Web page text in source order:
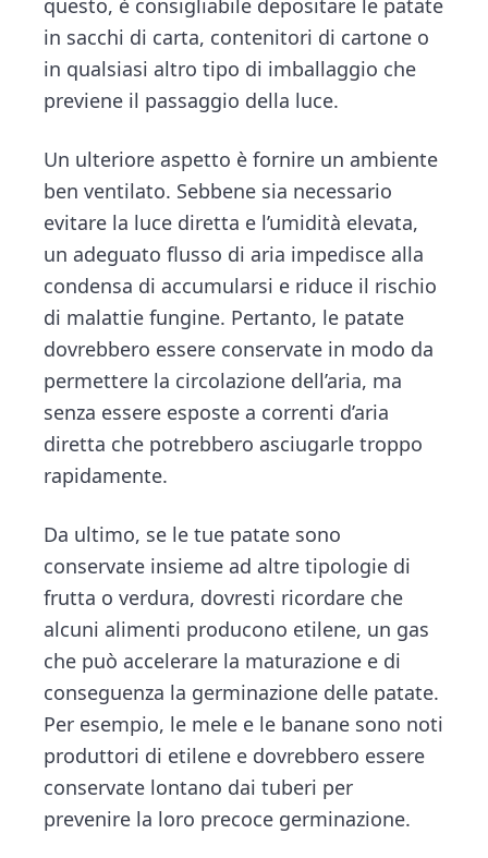
questo, è consigliabile depositare le patate
in sacchi di carta, contenitori di cartone o
in qualsiasi altro tipo di imballaggio che
previene il passaggio della luce.
Un ulteriore aspetto è fornire un ambiente
ben ventilato. Sebbene sia necessario
evitare la luce diretta e l’umidità elevata,
un adeguato flusso di aria impedisce alla
condensa di accumularsi e riduce il rischio
di malattie fungine. Pertanto, le patate
dovrebbero essere conservate in modo da
permettere la circolazione dell’aria, ma
senza essere esposte a correnti d’aria
diretta che potrebbero asciugarle troppo
rapidamente.
Da ultimo, se le tue patate sono
conservate insieme ad altre tipologie di
frutta o verdura, dovresti ricordare che
alcuni alimenti producono etilene, un gas
che può accelerare la maturazione e di
conseguenza la germinazione delle patate.
Per esempio, le mele e le banane sono noti
produttori di etilene e dovrebbero essere
conservate lontano dai tuberi per
prevenire la loro precoce germinazione.